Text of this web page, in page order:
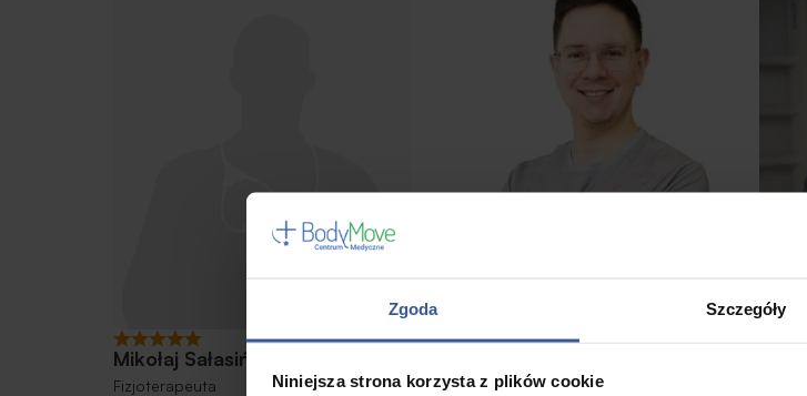
Zgoda Szczegóły
Niniejsza strona korzysta z plików cookie
Mikołaj Sałasiński
Fizjoterapeuta